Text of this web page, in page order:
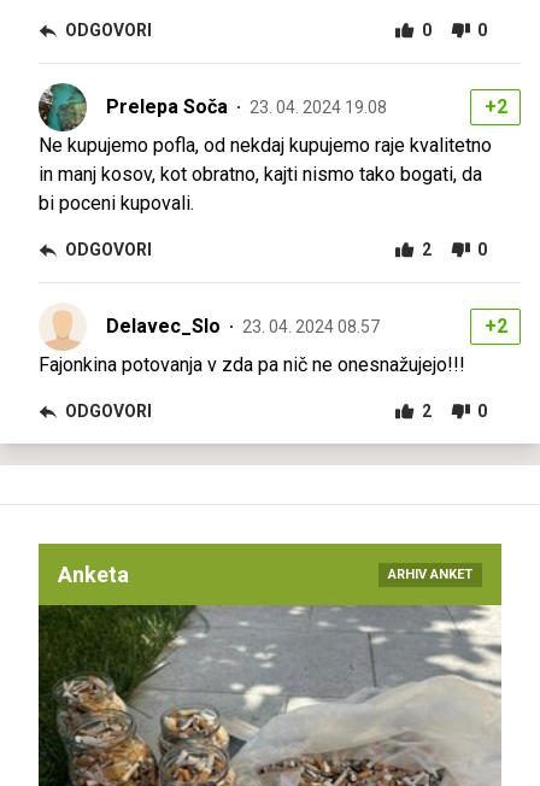
ODGOVORI 0 0
Prelepa Soča 23. 04. 2024 19.08
+2
Ne kupujemo pofla, od nekdaj kupujemo raje kvalitetno
in manj kosov, kot obratno, kajti nismo tako bogati, da
bi poceni kupovali.
ODGOVORI 2 0
Delavec_Slo 23. 04. 2024 08.57
+2
Fajonkina potovanja v zda pa nič ne onesnažujejo!!!
ODGOVORI 2 0
Anketa ARHIV ANKET